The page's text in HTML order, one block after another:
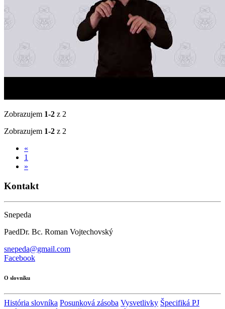
Zobrazujem 1-2 z 2
Zobrazujem 1-2 z 2
«
1
»
Kontakt
Snepeda
PaedDr. Bc. Roman Vojtechovský
snepeda@gmail.com
Facebook
O slovníku
História slovníka Posunková zásoba Vysvetlivky Špecifiká PJ